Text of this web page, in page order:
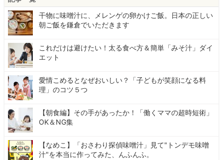
干物に味噌汁に、メレンゲの卵かけご飯。日本の正しい
朝ご飯を鎌倉でいただきます
これだけは避けたい！太る食べ方＆簡単「みそ汁」ダイ
エット
愛情こめるとなぜおいしい？「子どもが笑顔になる料
理」のコツ５つ
【朝食編】その手があったか！「働くママの超時短術」
OK＆NG集
【なめこ】「おさわり探偵味噌汁」見て"トンデモ味噌
汁"を本当に作ってみた、んふんふ。